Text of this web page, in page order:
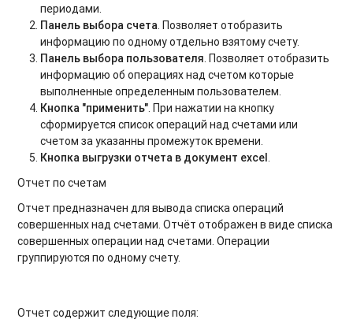
периодами.
Панель выбора счета. Позволяет отобразить
информацию по одному отдельно взятому счету.
Панель выбора пользователя. Позволяет отобразить
информацию об операциях над счетом которые
выполненные определенным пользователем.
Кнопка "применить". При нажатии на кнопку
сформируется список операций над счетами или
счетом за указанны промежуток времени.
Кнопка выгрузки отчета в документ excel.
Отчет по счетам
Отчет предназначен для вывода списка операций
совершенных над счетами. Отчёт отображен в виде списка
совершенных операции над счетами. Операции
группируются по одному счету.
Отчет содержит следующие поля: